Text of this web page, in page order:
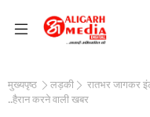
मुख्यपृष्ठ लड़की
रातभर जागकर
..हैरान करने वाली खबर